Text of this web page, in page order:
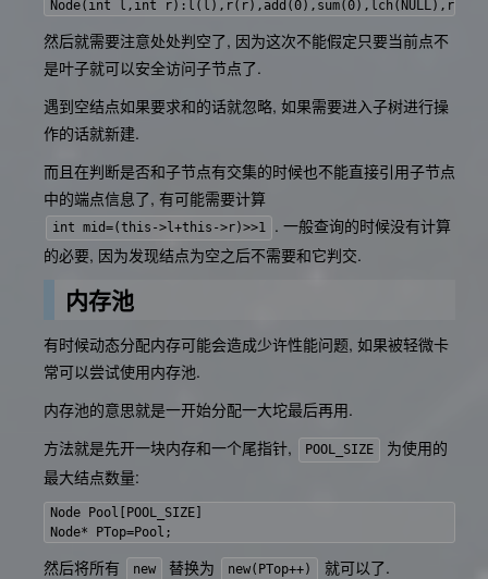
然后就需要注意处处判空了, 因为这次不能假定只要当前点不
是叶子就可以安全访问子节点了.
遇到空结点如果要求和的话就忽略, 如果需要进入子树进行操
作的话就新建.
而且在判断是否和子节点有交集的时候也不能直接引用子节点
中的端点信息了, 有可能需要计算
int mid=(this->l+this->r)>>1
. 一般查询的时候没有计算
的必要, 因为发现结点为空之后不需要和它判交.
内存池
有时候动态分配内存可能会造成少许性能问题, 如果被轻微卡
常可以尝试使用内存池.
内存池的意思就是一开始分配一大坨最后再用.
方法就是先开一块内存和一个尾指针,
POOL_SIZE
为使用的
最大结点数量:
Node Pool[POOL_SIZE]
然后将所有 new 替换为 new(PTop++) 就可以了.